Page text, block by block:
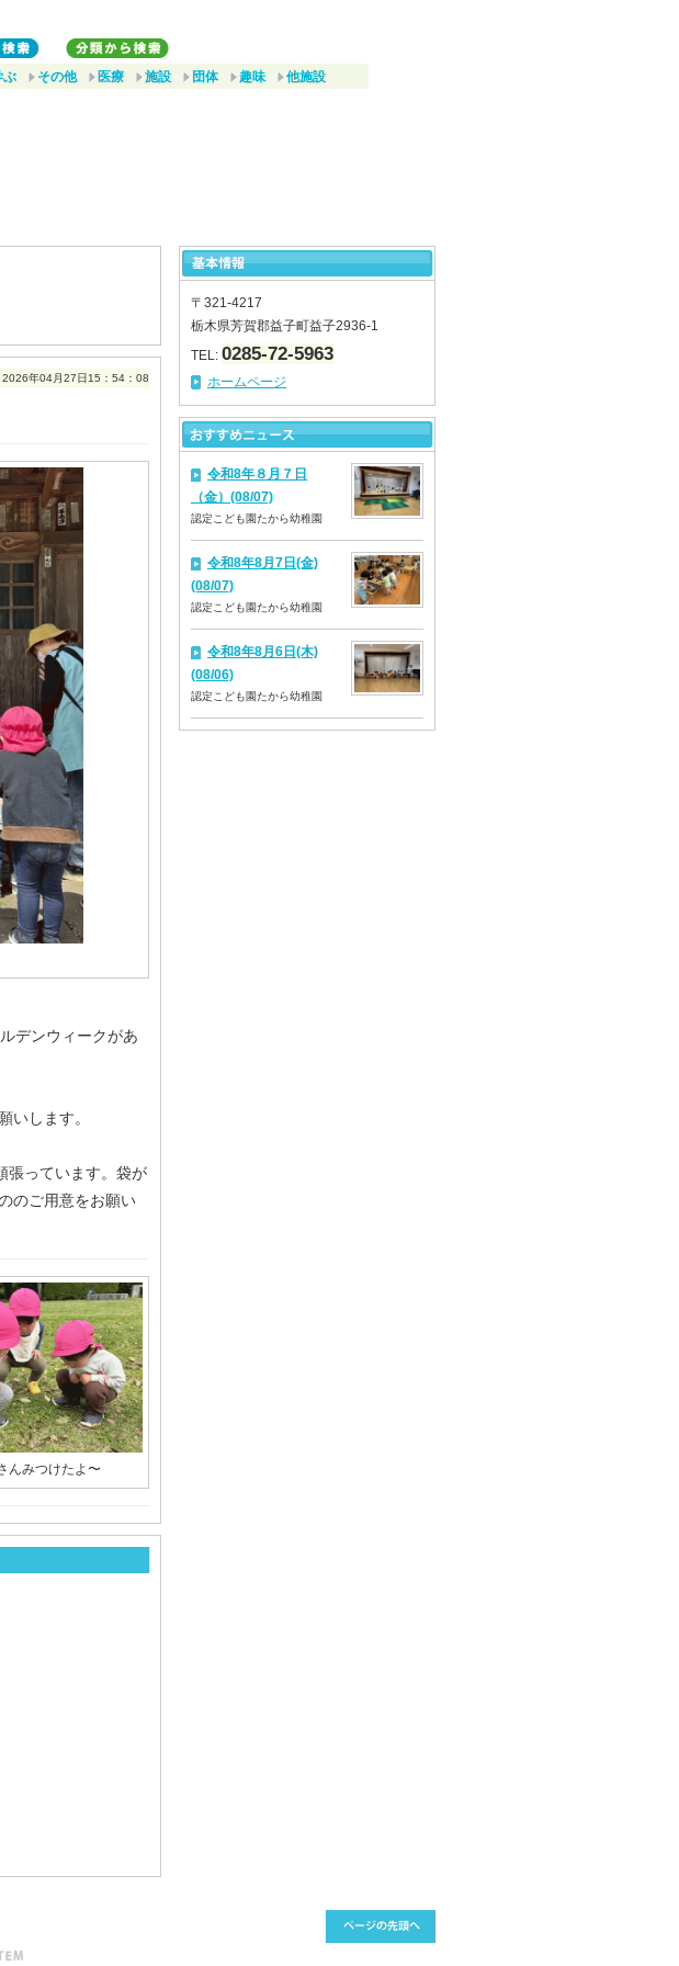
ぶ その他 医療 施設 団体 趣味 他施設
2026年04月27日15：54：08
デンウィークがあ
いします。
張っています。袋が
のご用意をお願い
んみつけたよ〜
〒321-4217
栃木県芳賀郡益子町益子2936-1
TEL: 0285-72-5963
ホームページ
令和8年８月７日
（金）(08/07)
認定こども園たから幼稚園
令和8年8月7日(金)
(08/07)
認定こども園たから幼稚園
令和8年8月6日(木)
(08/06)
認定こども園たから幼稚園